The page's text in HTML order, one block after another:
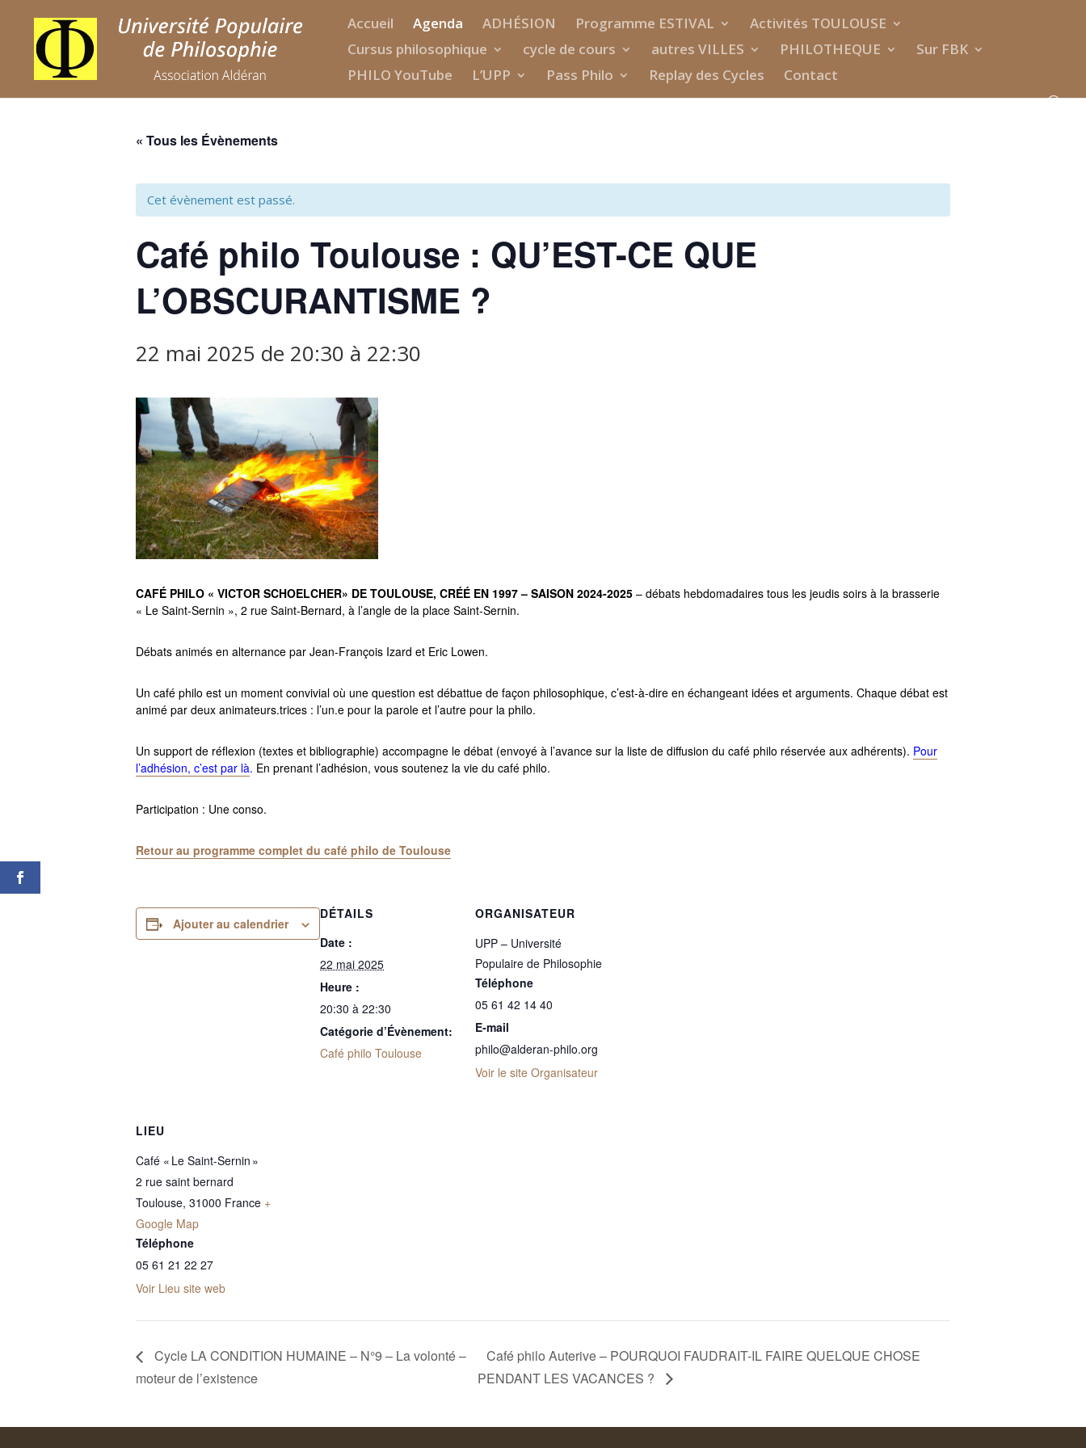
Accueil Agenda ADHÉSION Programme ESTIVAL
Activités TOULOUSE
Cursus philosophique
cycle de cours autres VILLES PHILOTHEQUE
Sur FBK
PHILO YouTube
L’UPP Pass Philo Replay des Cycles Contact
« Tous les Évènements
Cet évènement est passé.
Café philo Toulouse : QU’EST-CE QUE
L’OBSCURANTISME ?
22 mai 2025 de 20:30 à 22:30
CAFÉ PHILO « VICTOR SCHOELCHER» DE TOULOUSE, CRÉÉ EN 1997 – SAISON 2024-2025 – débats hebdomadaires tous les jeudis soirs à la brasserie
« Le Saint-Sernin », 2 rue Saint-Bernard, à l’angle de la place Saint-Sernin.
Débats animés en alternance par Jean-François Izard et Eric Lowen.
Un café philo est un moment convivial où une question est débattue de façon philosophique, c’est-à-dire en échangeant idées et arguments. Chaque débat est
animé par deux animateurs.trices : l’un.e pour la parole et l’autre pour la philo.
Un support de réflexion (textes et bibliographie) accompagne le débat (envoyé à l’avance sur la liste de diffusion du café philo réservée aux adhérents). Pour
l’adhésion, c’est par là. En prenant l’adhésion, vous soutenez la vie du café philo.
Participation : Une conso.
Retour au programme complet du café philo de Toulouse
Ajouter au calendrier
DÉTAILS
Date :
22 mai 2025
Heure :
20:30 à 22:30
Catégorie d’Évènement:
Café philo Toulouse
ORGANISATEUR
UPP – Université
Populaire de Philosophie
Téléphone
05 61 42 14 40
E-mail
philo@alderan-philo.org
Voir le site Organisateur
LIEU
Café « Le Saint-Sernin »
2 rue saint bernard
Toulouse, 31000 France +
Google Map
Téléphone
05 61 21 22 27
Voir Lieu site web
Cycle LA CONDITION HUMAINE – N°9 – La volonté –
moteur de l’existence
Café philo Auterive – POURQUOI FAUDRAIT-IL FAIRE QUELQUE CHOSE
PENDANT LES VACANCES ?